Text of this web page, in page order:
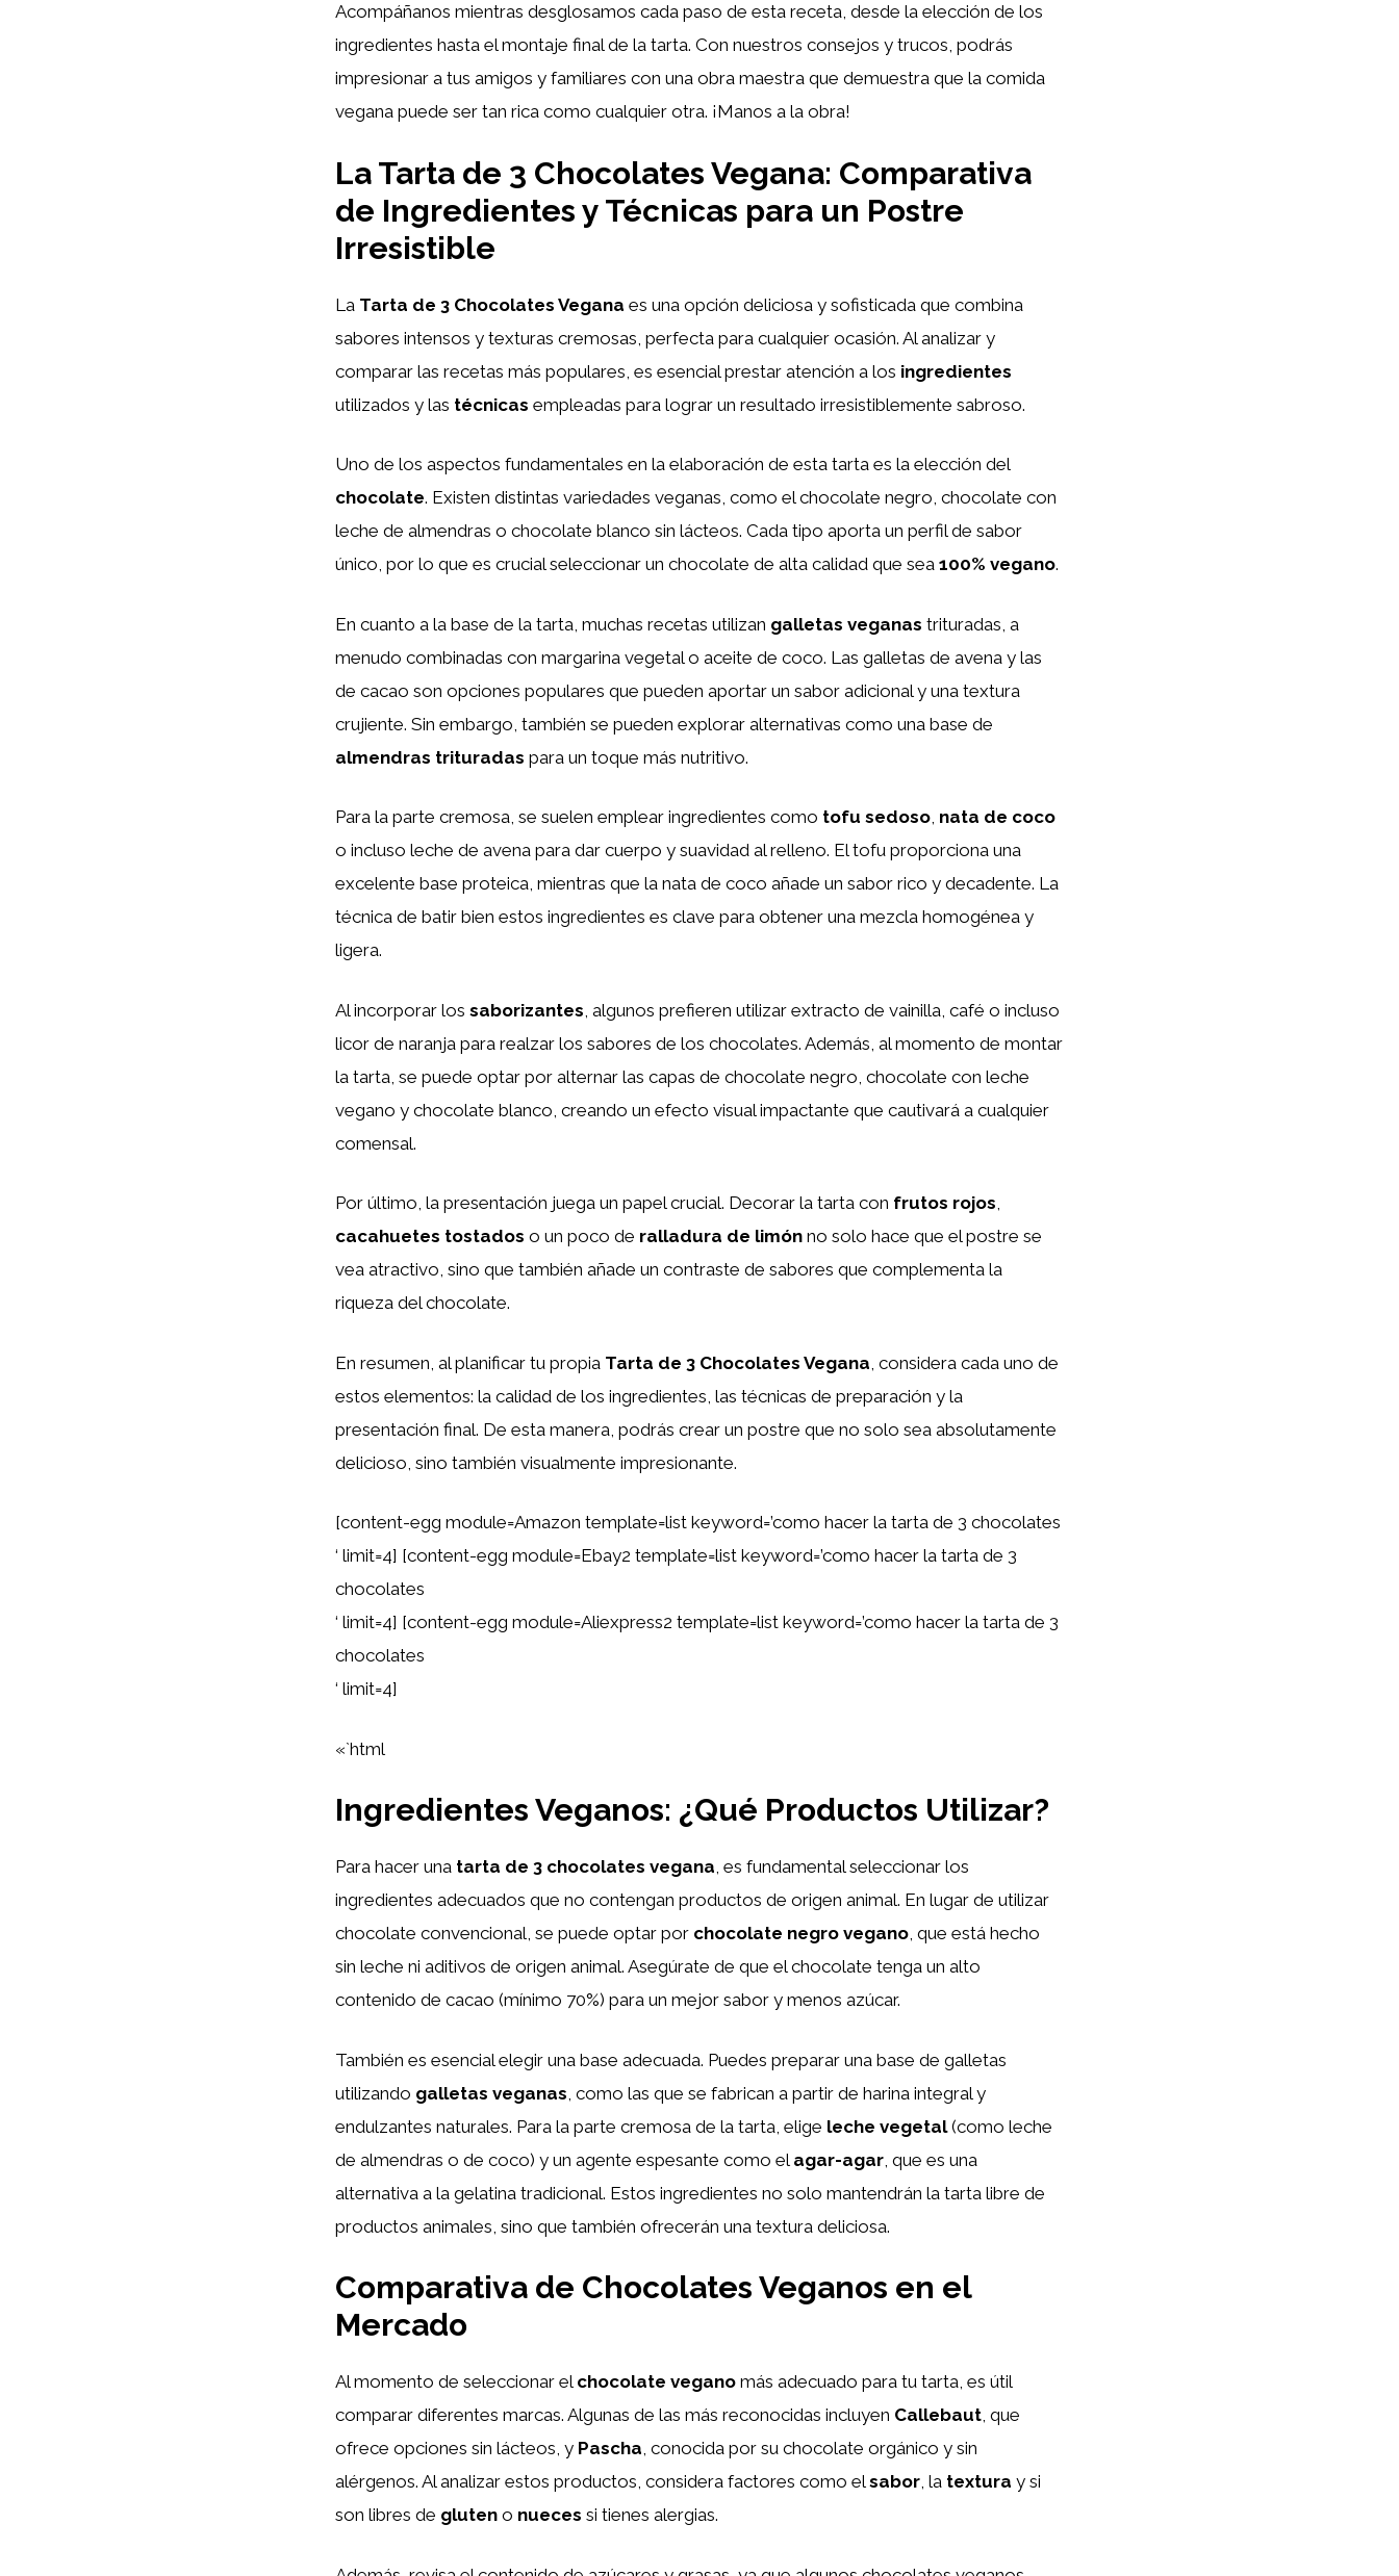
Acompáñanos mientras desglosamos cada paso de esta receta, desde la elección de los
ingredientes hasta el montaje final de la tarta. Con nuestros consejos y trucos, podrás
impresionar a tus amigos y familiares con una obra maestra que demuestra que la comida
vegana puede ser tan rica como cualquier otra. ¡Manos a la obra!
La Tarta de 3 Chocolates Vegana: Comparativa
de Ingredientes y Técnicas para un Postre
Irresistible
La Tarta de 3 Chocolates Vegana es una opción deliciosa y sofisticada que combina
sabores intensos y texturas cremosas, perfecta para cualquier ocasión. Al analizar y
comparar las recetas más populares, es esencial prestar atención a los ingredientes
utilizados y las técnicas empleadas para lograr un resultado irresistiblemente sabroso.
Uno de los aspectos fundamentales en la elaboración de esta tarta es la elección del
chocolate. Existen distintas variedades veganas, como el chocolate negro, chocolate con
leche de almendras o chocolate blanco sin lácteos. Cada tipo aporta un perfil de sabor
único, por lo que es crucial seleccionar un chocolate de alta calidad que sea 100% vegano.
En cuanto a la base de la tarta, muchas recetas utilizan galletas veganas trituradas, a
menudo combinadas con margarina vegetal o aceite de coco. Las galletas de avena y las
de cacao son opciones populares que pueden aportar un sabor adicional y una textura
crujiente. Sin embargo, también se pueden explorar alternativas como una base de
almendras trituradas para un toque más nutritivo.
Para la parte cremosa, se suelen emplear ingredientes como tofu sedoso, nata de coco
o incluso leche de avena para dar cuerpo y suavidad al relleno. El tofu proporciona una
excelente base proteica, mientras que la nata de coco añade un sabor rico y decadente. La
técnica de batir bien estos ingredientes es clave para obtener una mezcla homogénea y
ligera.
Al incorporar los saborizantes , algunos prefieren utilizar extracto de vainilla, café o incluso
licor de naranja para realzar los sabores de los chocolates. Además, al momento de montar
la tarta, se puede optar por alternar las capas de chocolate negro, chocolate con leche
vegano y chocolate blanco, creando un efecto visual impactante que cautivará a cualquier
comensal.
Por último, la presentación juega un papel crucial. Decorar la tarta con frutos rojos,
cacahuetes tostados o un poco de ralladura de limón no solo hace que el postre se
vea atractivo, sino que también añade un contraste de sabores que complementa la
riqueza del chocolate.
En resumen, al planificar tu propia Tarta de 3 Chocolates Vegana , considera cada uno de
estos elementos: la calidad de los ingredientes, las técnicas de preparación y la
presentación final. De esta manera, podrás crear un postre que no solo sea absolutamente
delicioso, sino también visualmente impresionante.
[content-egg module=Amazon template=list keyword=’como hacer la tarta de 3 chocolates
‘ limit=4] [content-egg module=Ebay2 template=list keyword=’como hacer la tarta de 3
chocolates
‘ limit=4] [content-egg module=Aliexpress2 template=list keyword=’como hacer la tarta de 3
chocolates
‘ limit=4]
«`html
Ingredientes Veganos: ¿Qué Productos Utilizar?
Para hacer una tarta de 3 chocolates vegana, es fundamental seleccionar los
ingredientes adecuados que no contengan productos de origen animal. En lugar de utilizar
chocolate convencional, se puede optar por chocolate negro vegano, que está hecho
sin leche ni aditivos de origen animal. Asegúrate de que el chocolate tenga un alto
contenido de cacao (mínimo 70%) para un mejor sabor y menos azúcar.
También es esencial elegir una base adecuada. Puedes preparar una base de galletas
utilizando galletas veganas , como las que se fabrican a partir de harina integral y
endulzantes naturales. Para la parte cremosa de la tarta, elige leche vegetal(como leche
de almendras o de coco) y un agente espesante como el agar-agar , que es una
alternativa a la gelatina tradicional. Estos ingredientes no solo mantendrán la tarta libre de
productos animales, sino que también ofrecerán una textura deliciosa.
Comparativa de Chocolates Veganos en el
Mercado
Al momento de seleccionar el chocolate vegano más adecuado para tu tarta, es útil
comparar diferentes marcas. Algunas de las más reconocidas incluyen Callebaut, que
ofrece opciones sin lácteos, y Pascha, conocida por su chocolate orgánico y sin
alérgenos. Al analizar estos productos, considera factores como elsabor, la textura y si
son libres de gluten o nueces si tienes alergias.